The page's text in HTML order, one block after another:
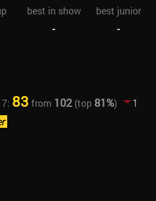
best in show
best junior
- -
83 from 102(top 81%)
1